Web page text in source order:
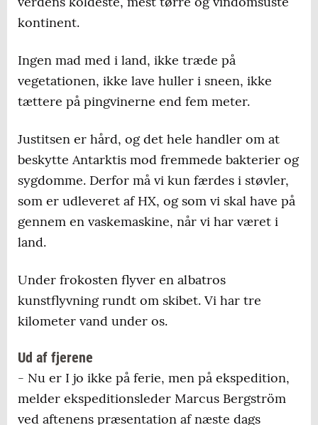
kontinent.
Ingen mad med i land, ikke træde på
vegetationen, ikke lave huller i sneen, ikke
tættere på pingvinerne end fem meter.
Justitsen er hård, og det hele handler om at
beskytte Antarktis mod fremmede bakterier og
sygdomme. Derfor må vi kun færdes i støvler,
som er udleveret af HX, og som vi skal have på
gennem en vaskemaskine, når vi har været i
land.
Under frokosten flyver en albatros
kunstflyvning rundt om skibet. Vi har tre
kilometer vand under os.
Ud af fjerene
- Nu er I jo ikke på ferie, men på ekspedition,
melder ekspeditionsleder Marcus Bergström
ved aftenens præsentation af næste dags